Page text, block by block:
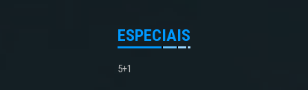
ESPECIAIS
5+1